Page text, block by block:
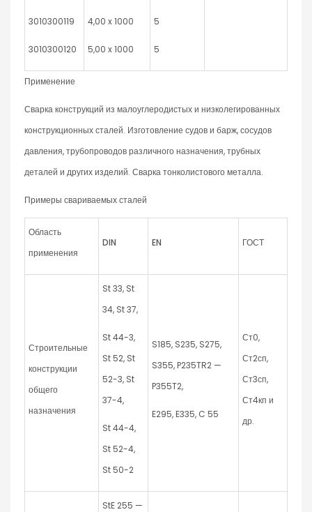
3010300119
3010300120
4,00 x 1000
5,00 x 1000
5
5
Применение
Сварка конструкций из малоуглеродистых и низколегированных
конструкционных сталей. Изготовление судов и барж, сосудов
давления, трубопроводов различного назначения, трубных
деталей и других изделий. Сварка тонколистового металла.
Примеры свариваемых сталей
Область
применения
DIN EN ГОСТ
Строительные
конструкции
общего
назначения
St 33, St
34, St 37,
St 44-3,
St 52, St
52-3, St
37-4,
St 44-4,
St 52-4,
St 50-2
S185, S235, S275,
S355, P235TR2 —
P355T2,
E295, E335, C 55
Ст0,
Ст2сп,
Ст3сп,
Ст4кп и
др.
StE 255 —